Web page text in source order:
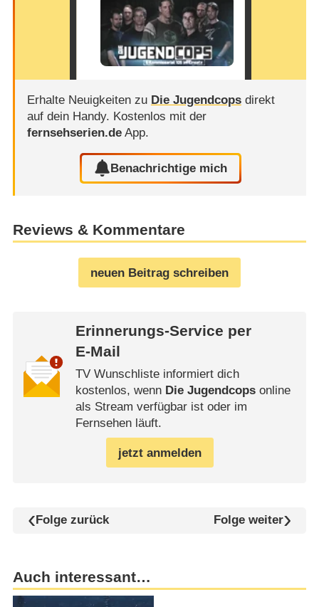
Erhalte Neuigkeiten zu Die Jugendcopsdirekt
auf dein Handy. Kostenlos mit der
fernsehserien.deApp.
Benachrichtige mich
Reviews & Kommentare
neuen Beitrag schreiben
Erinnerungs-Service per
E-Mail
TV Wunschliste informiert dich
kostenlos, wenn Die Jugendcopsonline
als Stream verfügbar ist oder im
Fernsehen läuft.
jetzt anmelden
Folge zurück Folge weiter
Auch interessant…